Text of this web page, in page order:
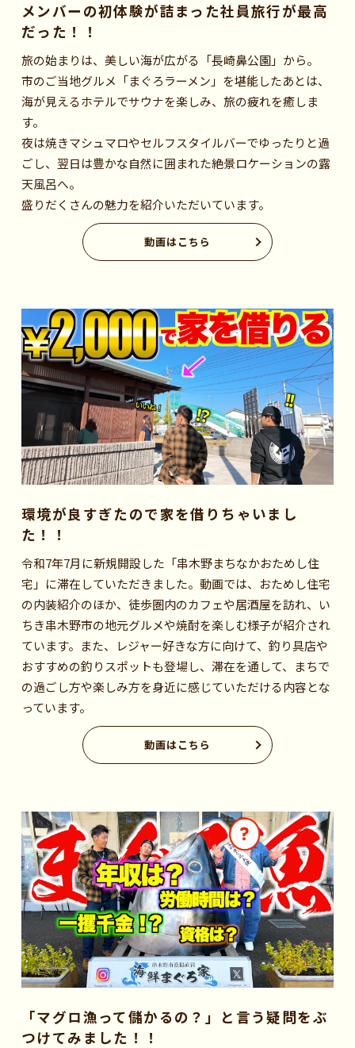
メンバーの初体験が詰まった社員旅行が最高
だった！！
旅の始まりは、美しい海が広がる「長崎鼻公園」から。
市のご当地グルメ「まぐろラーメン」を堪能したあとは、
海が見えるホテルでサウナを楽しみ、旅の疲れを癒しま
す。
夜は焼きマシュマロやセルフスタイルバーでゆったりと過
ごし、翌日は豊かな自然に囲まれた絶景ロケーションの露
天風呂へ。
盛りだくさんの魅力を紹介いただいています。
動画はこちら
環境が良すぎたので家を借りちゃいまし
た！！
令和7年7月に新規開設した「串木野まちなかおためし住
宅」に滞在していただきました。動画では、おためし住宅
の内装紹介のほか、徒歩圏内のカフェや居酒屋を訪れ、い
ちき串木野市の地元グルメや焼酎を楽しむ様子が紹介され
ています。また、レジャー好きな方に向けて、釣り具店や
おすすめの釣りスポットも登場し、滞在を通して、まちで
の過ごし方や楽しみ方を身近に感じていただける内容とな
っています。
動画はこちら
「マグロ漁って儲かるの？」と言う疑問をぶ
つけてみました！！